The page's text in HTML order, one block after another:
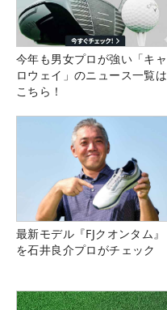
今年も男女プロが強い「キャ
ロウェイ」のニュース一覧は
こちら！
最新モデル『FJクオンタム』
を石井良介プロがチェック